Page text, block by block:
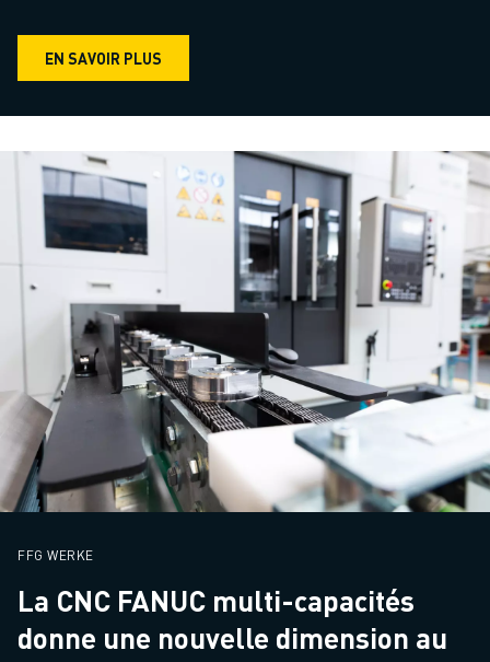
EN SAVOIR PLUS
FFG WERKE
La CNC FANUC multi-capacités
donne une nouvelle dimension au